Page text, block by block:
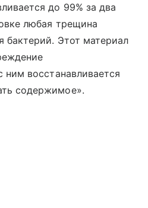
до 99% за два
любая трещина
бактерий. Этот материал
ним восстанавливается
содержимое».